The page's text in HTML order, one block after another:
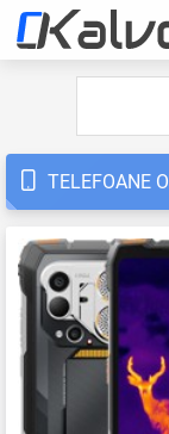
TELEFOANE